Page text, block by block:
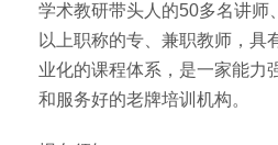
学术教研带头人的50多名讲师
以上职称的专、兼职教师，具
业化的课程体系，是一家能力
和服务好的老牌培训机构。